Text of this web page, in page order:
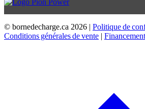
© bornedecharge.ca 2026 | Politique de
Conditions générales de vente | Financement